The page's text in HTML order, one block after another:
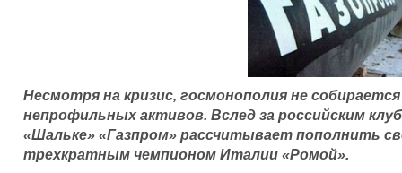
Несмотря на кризис, госмонополия не
непрофильных активов. Вслед за российским
«Шальке» «Газпром» рассчитывает пополнить
трехкратным чемпионом Италии «Ромой».